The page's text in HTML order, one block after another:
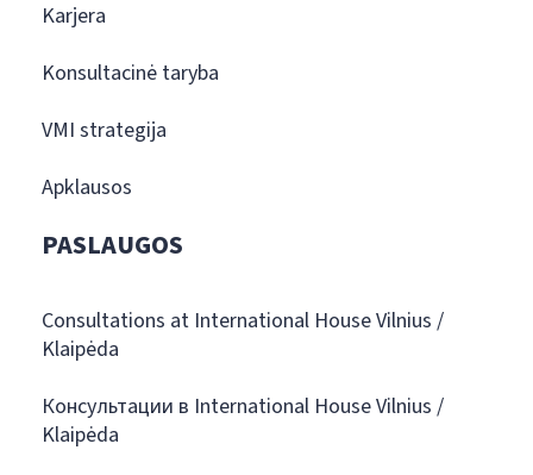
Karjera
Konsultacinė taryba
VMI strategija
Apklausos
PASLAUGOS
Consultations at International House Vilnius /
Klaipėda
Консультации в International House Vilnius /
Klaipėda